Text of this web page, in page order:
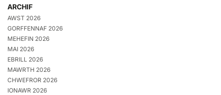
ARCHIF
AWST 2026
GORFFENNAF 2026
MEHEFIN 2026
MAI 2026
EBRILL 2026
MAWRTH 2026
CHWEFROR 2026
IONAWR 2026